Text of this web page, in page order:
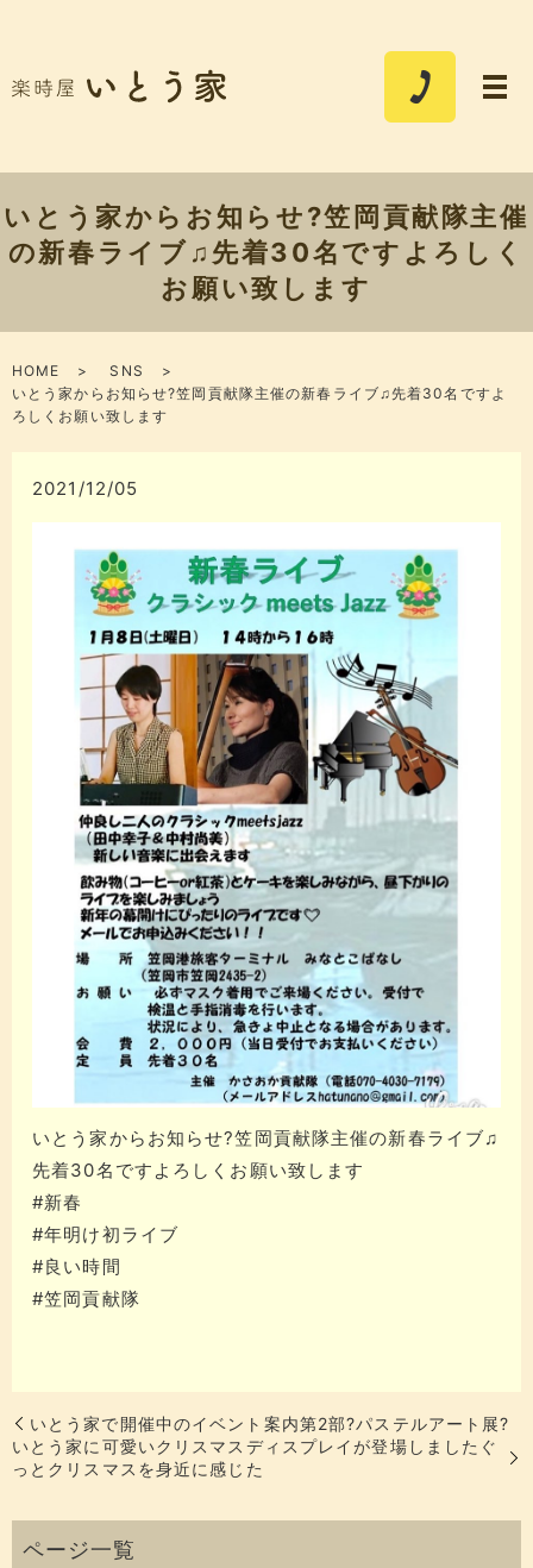
いとう家からお知らせ?笠岡貢献隊主催
の新春ライブ♫先着30名ですよろしく
お願い致します
HOME
SNS
いとう家からお知らせ?笠岡貢献隊主催の新春ライブ♫先着30名ですよ
ろしくお願い致します
2021/12/05
いとう家からお知らせ?笠岡貢献隊主催の新春ライブ♫
先着30名ですよろしくお願い致します
#新春
#年明け初ライブ
#良い時間
#笠岡貢献隊
いとう家で開催中のイベント案内第2部?パステルアート展?
いとう家に可愛いクリスマスディスプレイが登場しましたぐ
っとクリスマスを身近に感じた